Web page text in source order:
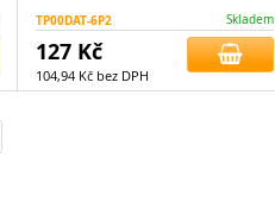
TP00DAT-6P2 Skladem
127 Kč
104,94 Kč bez DPH